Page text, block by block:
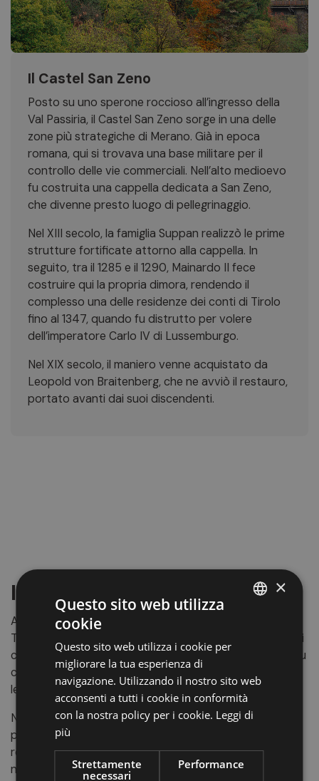
Il Castel San Zeno
Posto su uno sperone roccioso all’ingresso della
Val Passiria, il Castel San Zeno sorge in una delle
zone più strategiche di Merano. Già in epoca
romana, qui si trovava una base militare per il
controllo delle vie commerciali. Nell’alto medioevo
fu costruita una cappella dedicata a San Zeno,
che divenne presto luogo di pellegrinaggio.
Nel XIII secolo, la famiglia Suppan realizzò le prime
strutture fortificate attorno alla cappella. In
seguito, tra il 1285 e il 1290, Mainardo II fece
costruire qui la propria dimora, rendendo il
complesso una delle residenze dei conti di Tirolo
fino al 1347, quando fu distrutto per volere
dell’imperatore Carlo IV di Lussemburgo.
Nel XIX secolo, il maniero venne acquistato da
Leopold von Braitenberg, che ne avviò il restauro,
portato avanti dai suoi discendenti.
Il Castel d’Aura
A dominare l’accesso alla val Sopranes, nel comune di
Tirolo, si erge il castel d’Aura, una struttura di dimensioni
contenute ma di grande importanza storica. Il palazzo fu
costruito nel XIII secolo per svolgere funzioni giudiziarie
legate al vicino Castel Tirolo.
Nel corso del tempo passò tra le mani di diversi
proprietari, mantenendo sempre la sua vocazione
residenziale. Il complesso si compone di un corpo
nobiliare e di alcuni edifici minori destinati alla servitù.
ENGLISH
×
Questo sito web utilizza
cookie
Questo sito web utilizza i cookie per
migliorare la tua esperienza di
navigazione. Utilizzando il nostro sito web
acconsenti a tutti i cookie in conformità
con la nostra policy per i cookie. Leggi di
più
Strettamente
necessari
Performance